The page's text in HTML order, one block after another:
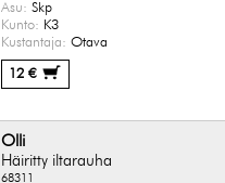
Asu: Skp
Kunto: K3
Kustantaja: Otava
12 €
Olli
Häiritty iltarauha
68311